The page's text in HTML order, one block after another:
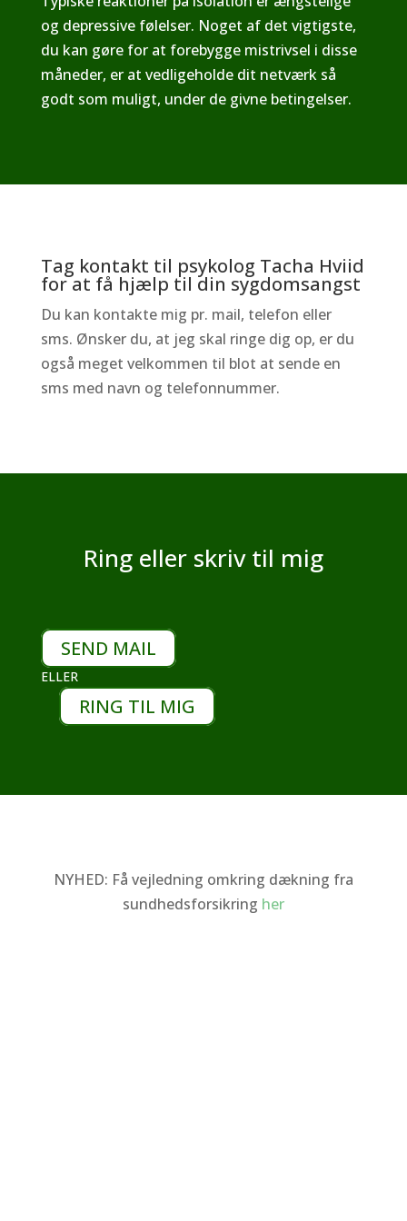
og depressive følelser. Noget af det vigtigste,
du kan gøre for at forebygge mistrivsel i disse
måneder, er at vedligeholde dit netværk så
godt som muligt, under de givne betingelser.
Tag kontakt til psykolog Tacha Hviid
for at få hjælp til din sygdomsangst
Du kan kontakte mig pr. mail, telefon eller
sms. Ønsker du, at jeg skal ringe dig op, er du
også meget velkommen til blot at sende en
sms med navn og telefonnummer.
Ring eller skriv til mig
SEND MAIL
ELLER
RING TIL MIG
NYHED: Få vejledning omkring dækning fra
sundhedsforsikring her